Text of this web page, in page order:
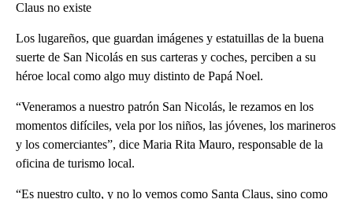
Claus no existe
Los lugareños, que guardan imágenes y estatuillas de la buena
suerte de San Nicolás en sus carteras y coches, perciben a su
héroe local como algo muy distinto de Papá Noel.
“Veneramos a nuestro patrón San Nicolás, le rezamos en los
momentos difíciles, vela por los niños, las jóvenes, los marineros
y los comerciantes”, dice Maria Rita Mauro, responsable de la
oficina de turismo local.
“Es nuestro culto, y no lo vemos como Santa Claus, sino como